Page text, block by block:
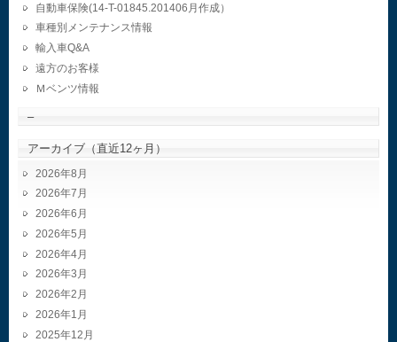
自動車保険(14-T-01845.201406月作成）
車種別メンテナンス情報
輸入車Q&A
遠方のお客様
Ｍベンツ情報
–
アーカイブ（直近12ヶ月）
2026年8月
2026年7月
2026年6月
2026年5月
2026年4月
2026年3月
2026年2月
2026年1月
2025年12月